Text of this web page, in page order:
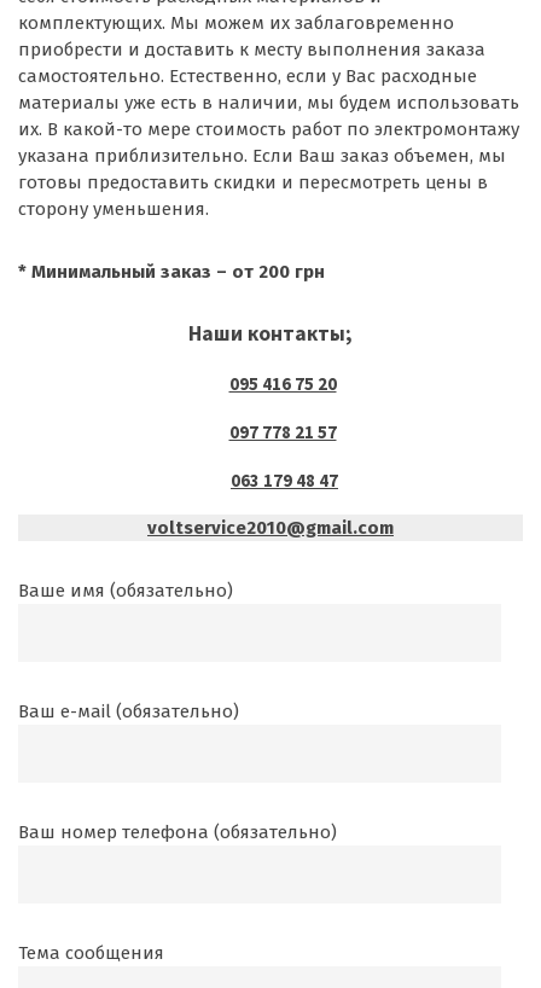
комплектующих. Мы можем их заблаговременно
приобрести и доставить к месту выполнения заказа
самостоятельно. Естественно, если у Вас расходные
материалы уже есть в наличии, мы будем использовать
их. В какой-то мере стоимость работ по электромонтажу
указана приблизительно. Если Ваш заказ объемен, мы
готовы предоставить скидки и пересмотреть цены в
сторону уменьшения.
* Минимальный заказ – от 200 грн
Наши контакты;
095 416 75 20
097 778 21 57
063 179 48 47
voltservice2010@gmail.com
Ваше имя (обязательно)
Ваш е-маil (обязательно)
Ваш номер телефона (обязательно)
Тема сообщения